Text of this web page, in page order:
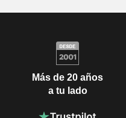
Más de 20 años
a tu lado